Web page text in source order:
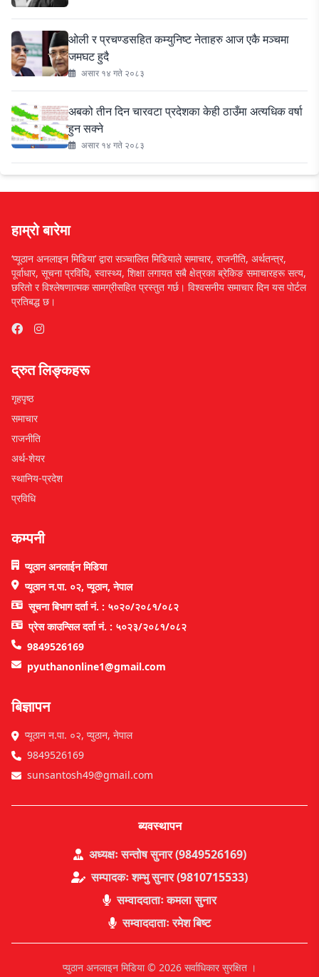
ओली र प्रचण्डसहित कम्युनिष्ट नेताहरु आज एकै मञ्चमा
जमघट हुदै
असार १४ गते २०८३
अबको तीन दिन चारवटा प्रदेशका केही ठाउँमा अत्यधिक वर्षा
हुन सक्ने
असार १४ गते २०८३
हाम्रो बारेमा
‘प्यूठान अनलाइन मिडिया’ द्वारा सञ्चालित मिडियाले समाचार, राजनीति, अर्थतन्त्र,
पूर्वाधार, सूचना प्रविधि, स्वास्थ्य, शिक्षा लगायत सबै क्षेत्रका ब्रेकिङ समाचारहरू सत्य,
छरितो र विश्लेषणात्मक सामग्रीसहित प्रस्तुत गर्छ। विश्वसनीय समाचार दिन यस पोर्टल
प्रतिबद्ध छ।
द्रुत लिङ्कहरू
गृहपृष्ठ
समाचार
राजनीति
अर्थ-शेयर
स्थानिय-प्रदेश
प्रविधि
कम्पनी
प्यूठान अनलाईन मिडिया
प्यूठान न.पा. ०२, प्यूठान, नेपाल
सूचना बिभाग दर्ता नं. : ५०२०/२०८१/०८२
प्रेस काउन्सिल दर्ता नं. : ५०२३/२०८१/०८२
9849526169
pyuthanonline1@gmail.com
बिज्ञापन
प्यूठान न.पा. ०२, प्युठान, नेपाल
9849526169
sunsantosh49@gmail.com
ब्यवस्थापन
अध्यक्षः सन्तोष सुनार (9849526169)
सम्पादकः शम्भु सुनार (9810715533)
सम्वाददाताः कमला सुनार
सम्वाददाताः रमेश बिष्ट
प्युठान अनलाइन मिडिया © 2026 सर्वाधिकार सुरक्षित ।